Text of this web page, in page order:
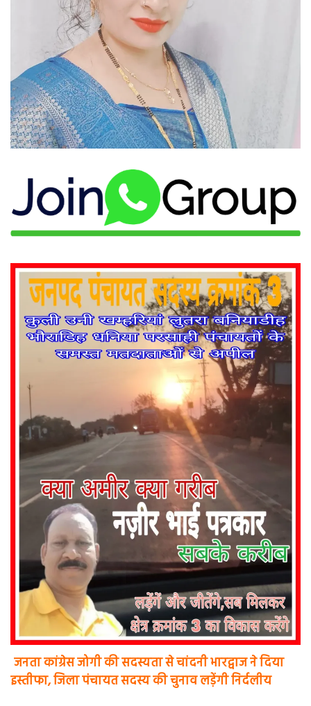
जनता कांग्रेस जोगी की सदस्यता से चांदनी भारद्वाज ने दिया
इस्तीफा, जिला पंचायत सदस्य की चुनाव लड़ेंगी निर्दलीय